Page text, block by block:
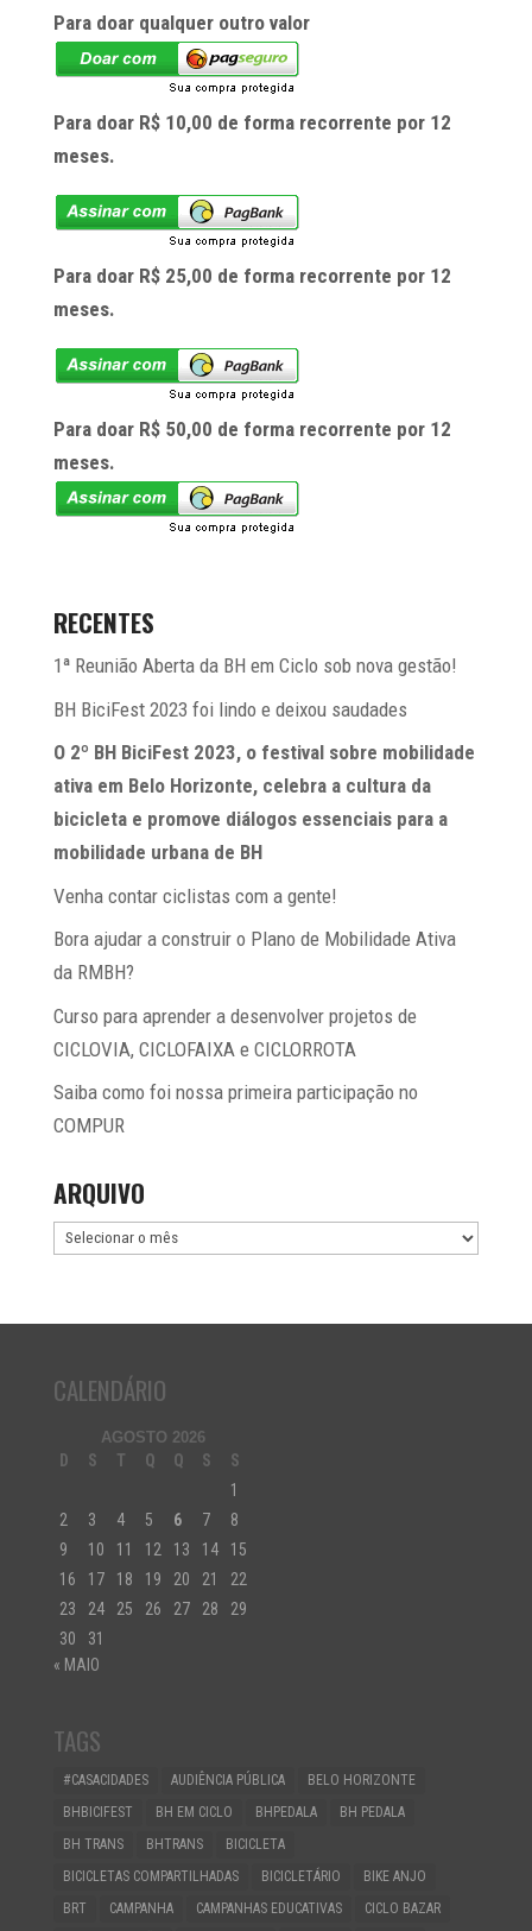
Para doar qualquer outro valor
Para doar R$ 10,00 de forma recorrente por 12
meses.
Para doar R$ 25,00 de forma recorrente por 12
meses.
Para doar R$ 50,00 de forma recorrente por 12
meses.
RECENTES
1ª Reunião Aberta da BH em Ciclo sob nova gestão!
BH BiciFest 2023 foi lindo e deixou saudades
O 2º BH BiciFest 2023, o festival sobre mobilidade
ativa em Belo Horizonte, celebra a cultura da
bicicleta e promove diálogos essenciais para a
mobilidade urbana de BH
Venha contar ciclistas com a gente!
Bora ajudar a construir o Plano de Mobilidade Ativa
da RMBH?
Curso para aprender a desenvolver projetos de
CICLOVIA, CICLOFAIXA e CICLORROTA
Saiba como foi nossa primeira participação no
COMPUR
ARQUIVO
Arquivo
CALENDÁRIO
AGOSTO 2026
D S T Q Q S
S
1
2
3 4 5 6 7
8
9
10 11 12 13 14
15
16
17 18 19 20 21
22
23
24 25 26 27 28
29
30
31
« MAIO
TAGS
#CASACIDADES AUDIÊNCIA PÚBLICA
BELO HORIZONTE
BHBICIFEST
BH EM CICLO BHPEDALA
BH PEDALA
BH TRANS
BHTRANS
BICICLETA
BICICLETAS COMPARTILHADAS
BICICLETÁRIO
BIKE ANJO
BRT
CAMPANHA CAMPANHAS EDUCATIVAS
CICLO BAZAR